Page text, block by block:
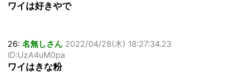
ワイは好きやで
26: 名無しさん 2022/04/28(木) 18:27:34.23
ID:UzA4uM0pa
ワイはきな粉